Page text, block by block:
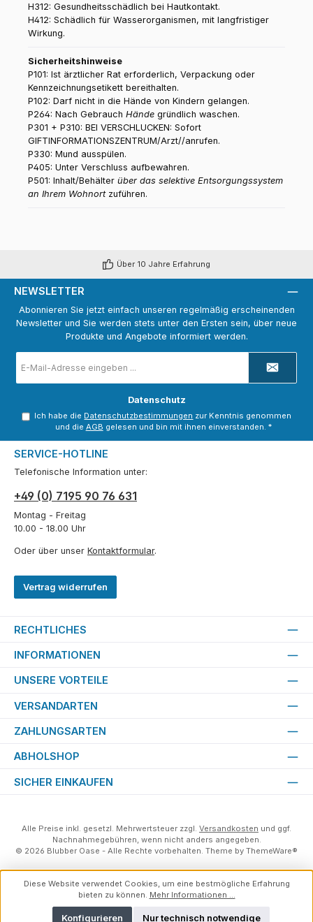
H312: Gesundheitsschädlich bei Hautkontakt.
H412: Schädlich für Wasserorganismen, mit langfristiger
Wirkung.
Sicherheitshinweise
P101: Ist ärztlicher Rat erforderlich, Verpackung oder
Kennzeichnungsetikett bereithalten.
P102: Darf nicht in die Hände von Kindern gelangen.
P264: Nach Gebrauch Hände gründlich waschen.
P301 + P310: BEI VERSCHLUCKEN: Sofort
GIFTINFORMATIONSZENTRUM/Arzt//anrufen.
P330: Mund ausspülen.
P405: Unter Verschluss aufbewahren.
P501: Inhalt/Behälter über das selektive Entsorgungssystem
an Ihrem Wohnortzuführen.
Über 10 Jahre Erfahrung
NEWSLETTER
Abonnieren Sie jetzt einfach unseren regelmäßig erscheinenden
Newsletter und Sie werden stets unter den Ersten sein, über neue
Produkte und Angebote informiert werden.
Mail-
Adresse
Datenschutz
Ich habe die Datenschutzbestimmungen zur Kenntnis genommen
und die AGB gelesen und bin mit ihnen einverstanden. *
SERVICE-HOTLINE
Telefonische Information unter:
+49 (0) 7195 90 76 631
Montag - Freitag
10.00 - 18.00 Uhr
Oder über unser Kontaktformular.
Vertrag widerrufen
RECHTLICHES
INFORMATIONEN
UNSERE VORTEILE
VERSANDARTEN
ZAHLUNGSARTEN
ABHOLSHOP
SICHER EINKAUFEN
Alle Preise inkl. gesetzl. Mehrwertsteuer zzgl. Versandkosten und ggf.
Nachnahmegebühren, wenn nicht anders angegeben.
© 2026 Blubber Oase - Alle Rechte vorbehalten. Theme by ThemeWare®
Diese Website verwendet Cookies, um eine bestmögliche Erfahrung
bieten zu können. Mehr Informationen ...
Nur technisch notwendige
Konfigurieren